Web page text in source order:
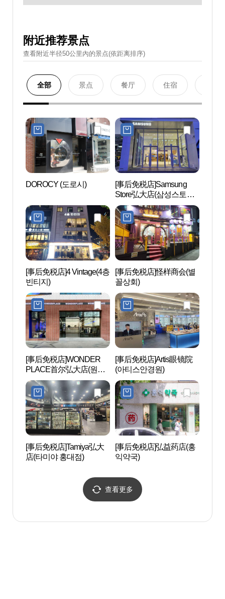
附近推荐景点
查看附近半径50公里內的景点(依距离排序)
全部 景点 餐厅 住宿
DOROCY (도로시)
[事后免税店]Samsung
Store弘大店(삼성스토어
홍대)
[事后免税店]4 Vintage(4층
빈티지)
[事后免税店]怪样商会(별
꼴상회)
[事后免税店]WONDER
PLACE首尔弘大店(원더
플레이스 서울홍대점)
[事后免税店]Artis眼镜院
(아티스안경원)
[事后免税店]Tamiya弘大
店(타미야 홍대점)
[事后免税店]弘益药店(홍
익약국)
查看更多